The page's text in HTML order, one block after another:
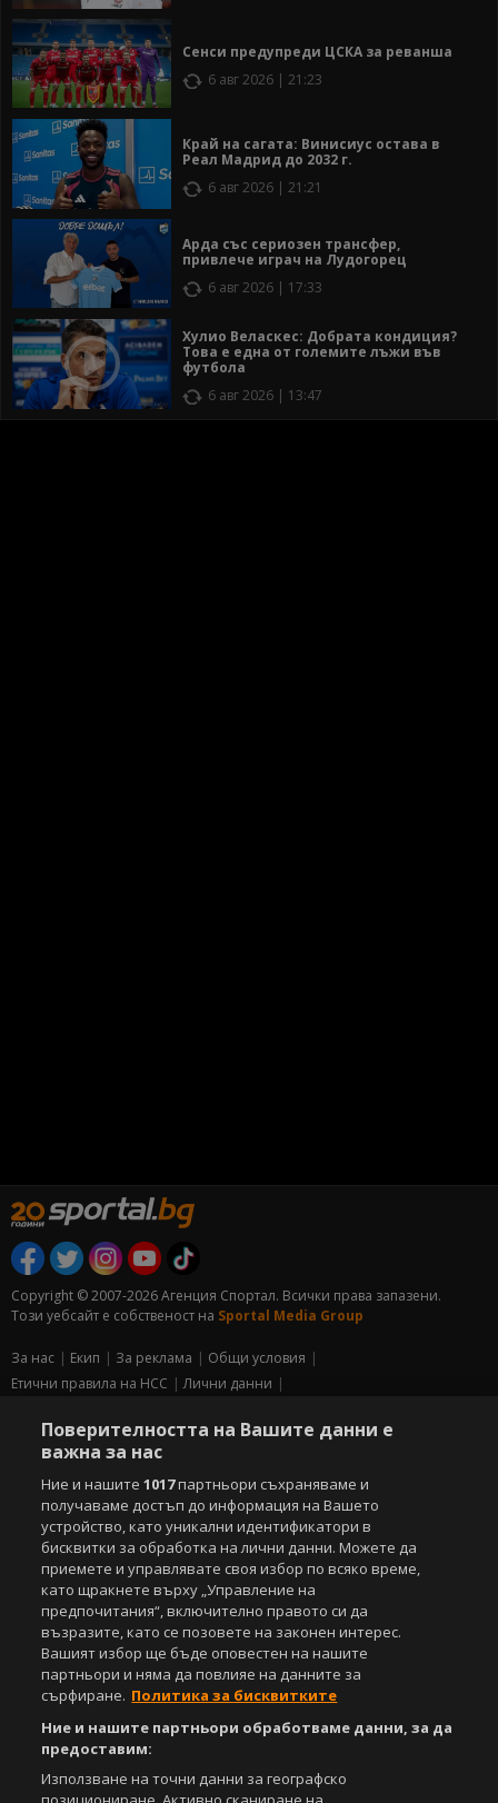
Сенси предупреди ЦСКА за реванша
6 авг 2026 | 21:23
Край на сагата: Винисиус остава в
Реал Мадрид до 2032 г.
6 авг 2026 | 21:21
Арда със сериозен трансфер,
привлече играч на Лудогорец
6 авг 2026 | 17:33
Хулио Веласкес: Добрата кондиция?
Това е една от големите лъжи във
футбола
6 авг 2026 | 13:47
Copyright © 2007-2026 Агенция Спортал. Всички права запазени.
Този уебсайт е собственост на Sportal Media Group
За нас Екип За рекламa
Общи условия
Етични правила на НСС
Лични данни
Съдържанието на този уеб сайт и технологиите, използвани в него, са
Всички статии, репортажи, интервюта и други текстови, графични и
видео материали, публикувани в сайта, са собственост на Агенция
Спортал, освен ако изрично е посочено друго. Допуска се
публикуване на текстови материали само след писмено съгласие на
Агенция Спортал, посочване на източника и добавяне на линк към
www.sportal.bg. Използването на графични и видео материали,
публикувани в сайта, е строго забранено. Нарушителите ще бъдат
санкционирани с цялата строгост на закона.
СвалиБЕЗПЛАТНОТОприложение за:
Поверителността на Вашите данни е
важна за нас
Ние и нашите1017партньори съхраняваме и
получаваме достъп до информация на Вашето
устройство, като уникални идентификатори в
бисквитки за обработка на лични данни. Можете да
приемете и управлявате своя избор по всяко време,
като щракнете върху „Управление на
предпочитания“, включително правото си да
възразите, като се позовете на законен интерес.
Вашият избор ще бъде оповестен на нашите
партньори и няма да повлияе на данните за
сърфиране. Политика за бисквитките
Ние и нашите партньори обработваме данни, за да
предоставим:
Използване на точни данни за географско